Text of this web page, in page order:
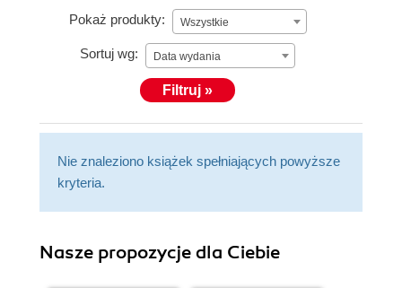
Pokaż produkty: Wszystkie
Sortuj wg: Data wydania
Filtruj »
Nie znaleziono książek spełniających powyższe
kryteria.
Nasze propozycje dla Ciebie